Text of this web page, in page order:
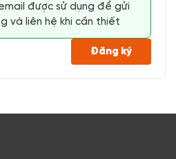
được sử dụng để gửi
và liên hệ khi cần thiết
Đăng ký